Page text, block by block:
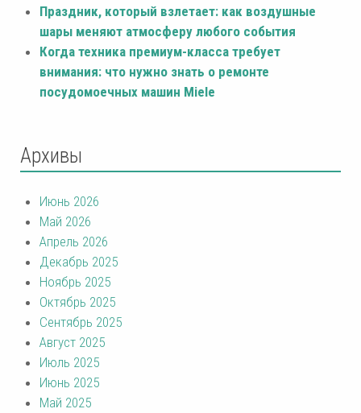
Праздник, который взлетает: как воздушные
шары меняют атмосферу любого события
Когда техника премиум-класса требует
внимания: что нужно знать о ремонте
посудомоечных машин Miele
Архивы
Июнь 2026
Май 2026
Апрель 2026
Декабрь 2025
Ноябрь 2025
Октябрь 2025
Сентябрь 2025
Август 2025
Июль 2025
Июнь 2025
Май 2025